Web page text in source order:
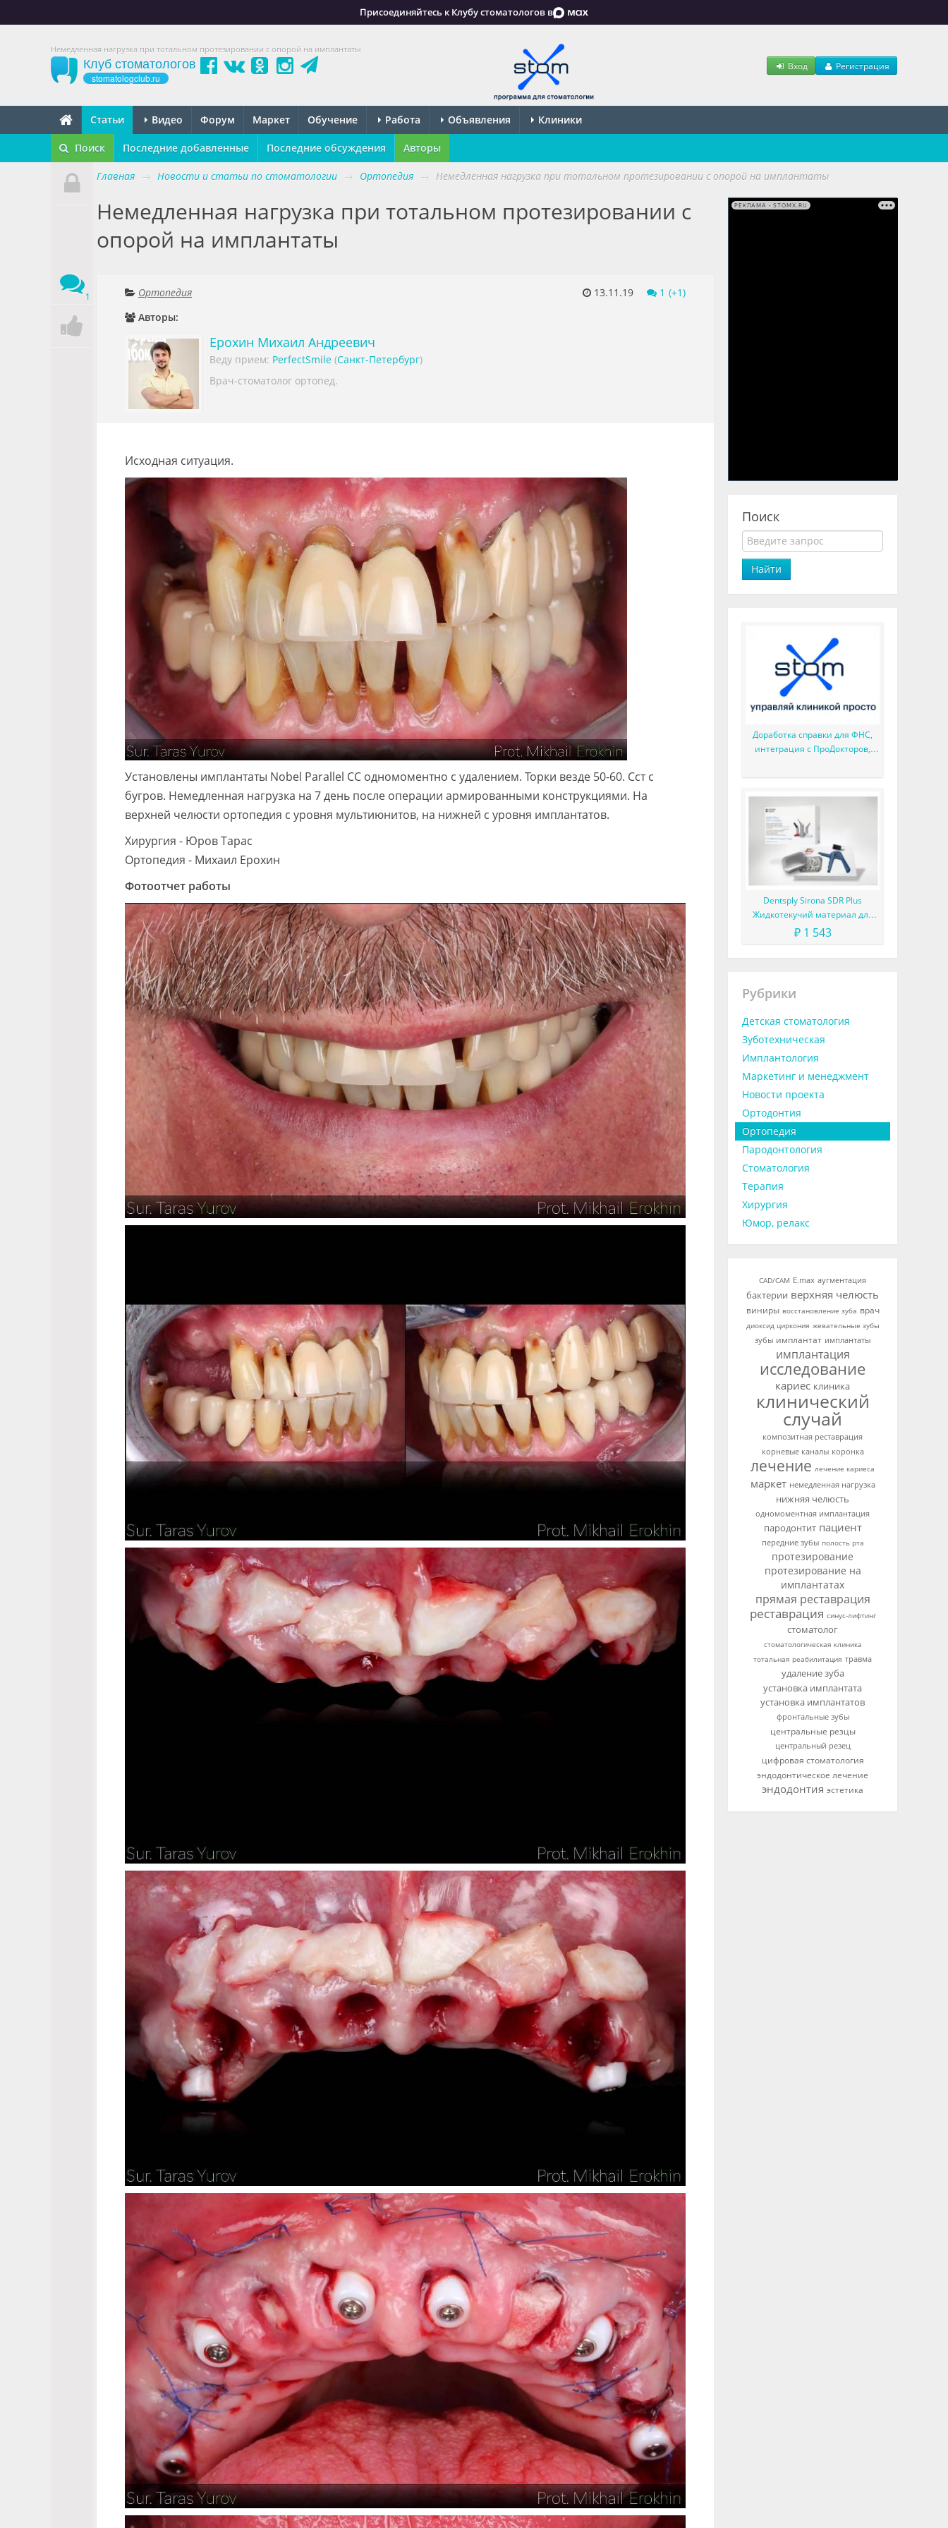
Присоединяйтесь к Клубу стоматологов в
Немедленная нагрузка при тотальном протезировании с опорой на имплантаты
Клуб стоматологов
stomatologclub.ru
Вход Регистрация
Статьи Видео Форум Маркет Обучение Работа Объявления Клиники
Поиск Последние добавленные Последние обсуждения Авторы
1
Главная → Новости и статьи по стоматологии → Ортопедия → Немедленная нагрузка при тотальном протезировании с опорой на имплантаты
Немедленная нагрузка при тотальном протезировании с
опорой на имплантаты
Ортопедия 13.11.19
1
Авторы:
Ерохин Михаил Андреевич
Веду прием: PerfectSmile (Санкт-Петербург)
Врач-стоматолог ортопед.
Исходная ситуация.
Установлены имплантаты Nobel Parallel CC одномоментно с удалением. Торки везде 50-60. Сст с
бугров. Немедленная нагрузка на 7 день после операции армированными конструкциями. На
верхней челюсти ортопедия с уровня мультиюнитов, на нижней с уровня имплантатов.
Хирургия - Юров Тарас
Ортопедия - Михаил Ерохин
Фотоотчет работы
РЕКЛАМА • STOMX.RU
Поиск
Найти
Доработка справки для ФНС,
интеграция с ПроДокторов,
и многое другое
Dentsply Sirona SDR Plus
Жидкотекучий материал для
жевательных зубов
₽ 1 543
Рубрики
Детская стоматология
Зуботехническая
Имплантология
Маркетинг и менеджмент
Новости проекта
Ортодонтия
Ортопедия
Пародонтология
Стоматология
Терапия
Хирургия
Юмор, релакс
CAD/CAM E.max аугментация
бактерии верхняя челюсть
виниры восстановление зуба врач
диоксид циркония жевательные зубы
зубы имплантат имплантаты
имплантация
исследование
кариес клиника
клинический
случай
композитная реставрация
корневые каналы коронка
лечение лечение кариеса
маркет немедленная нагрузка
нижняя челюсть
одномоментная имплантация
пародонтит пациент
передние зубы полость рта
протезирование
протезирование на
имплантатах
прямая реставрация
реставрация синус-лифтинг
стоматолог
стоматологическая клиника
тотальная реабилитация травма
удаление зуба
установка имплантата
установка имплантатов
фронтальные зубы
центральные резцы
центральный резец
цифровая стоматология
эндодонтическое лечение
эндодонтия эстетика